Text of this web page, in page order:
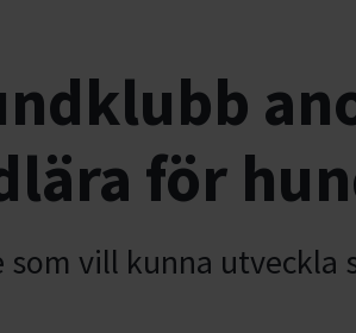
för
vill kunna utveckla